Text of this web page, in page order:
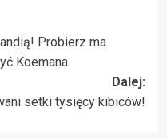
Probierz ma
Koemana
Dalej:
setki tysięcy kibiców!